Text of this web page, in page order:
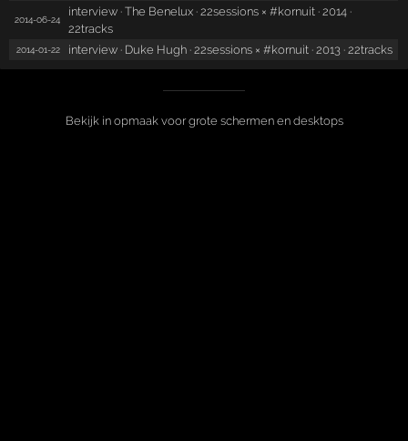
2014-06-24
interview · The Benelux · 22sessions × #kornuit · 2014 ·
22tracks
2014-01-22 interview · Duke Hugh · 22sessions × #kornuit · 2013 · 22tracks
Bekijk in opmaak voor grote schermen en desktops